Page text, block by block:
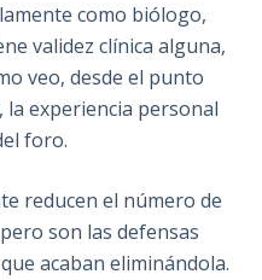
como biólogo,
validez clínica alguna,
veo, desde el punto
experiencia personal
foro.
reducen el número de
son las defensas
acaban eliminándola.